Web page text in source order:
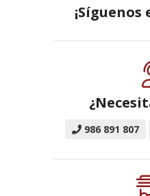
¡Síguenos
986 891 807